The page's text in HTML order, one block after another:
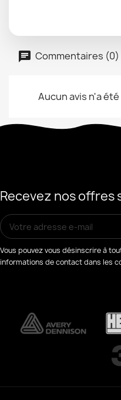
Commentaires (0)
Aucun avis n'a
Recevez nos offres
Vous pouvez vous désinscrire à
informations de contact dans les